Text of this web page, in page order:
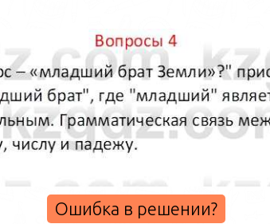
Ошибка в решении?